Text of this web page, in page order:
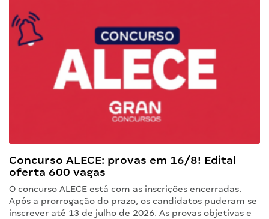
Concurso ALECE: provas em 16/8! Edital
oferta 600 vagas
O concurso ALECE está com as inscrições encerradas.
Após a prorrogação do prazo, os candidatos puderam se
inscrever até 13 de julho de 2026. As provas objetivas e